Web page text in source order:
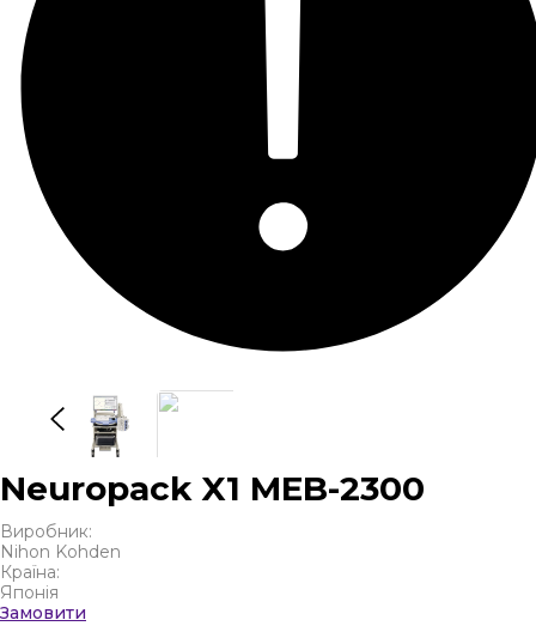
Neuropack X1 MEB-2300
Виробник:
Nihon Kohden
Країна:
Японія
Замовити